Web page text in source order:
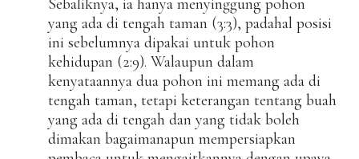
Sebaliknya, ia hanya menyinggung pohon
yang ada di tengah taman (3:3), padahal posisi
ini sebelumnya dipakai untuk pohon
kehidupan (2:9). Walaupun dalam
kenyataannya dua pohon ini memang ada di
tengah taman, tetapi keterangan tentang buah
yang ada di tengah dan yang tidak boleh
dimakan bagaimanapun mempersiapkan